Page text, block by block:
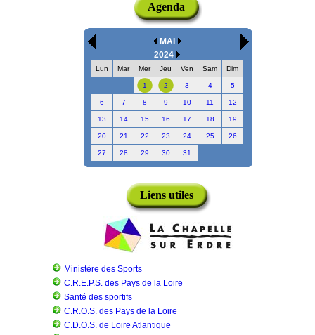
Agenda
MAI
2024
Lun Mar Mer Jeu Ven Sam Dim
1 2 3 4 5
6 7 8 9 10 11 12
13 14 15 16 17 18 19
20 21 22 23 24 25 26
27 28 29 30 31
Liens utiles
Ministère des Sports
C.R.E.P.S. des Pays de la Loire
Santé des sportifs
C.R.O.S. des Pays de la Loire
C.D.O.S. de Loire Atlantique